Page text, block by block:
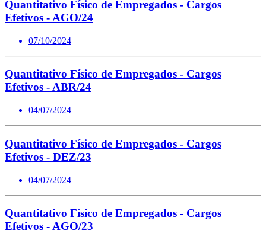
Quantitativo Físico de Empregados - Cargos
Efetivos - AGO/24
07/10/2024
Quantitativo Físico de Empregados - Cargos
Efetivos - ABR/24
04/07/2024
Quantitativo Físico de Empregados - Cargos
Efetivos - DEZ/23
04/07/2024
Quantitativo Físico de Empregados - Cargos
Efetivos - AGO/23